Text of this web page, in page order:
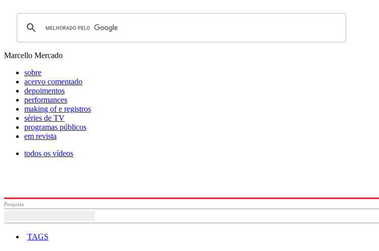
Marcello Mercado
sobre
acervo comentado
depoimentos
performances
making of e registros
séries de TV
programas públicos
em revista
todos os vídeos
Pesquisa
TAGS